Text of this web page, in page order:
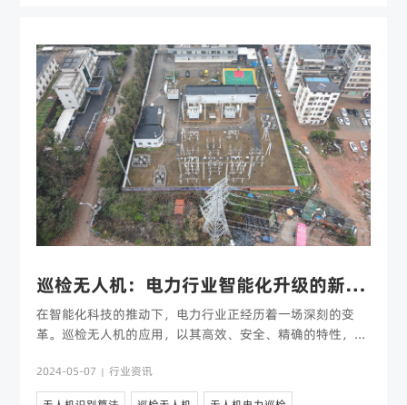
巡检无人机：电力行业智能化升级的新引擎
在智能化科技的推动下，电力行业正经历着一场深刻的变
革。巡检无人机的应用，以其高效、安全、精确的特性，...
2024-05-07 | 行业资讯